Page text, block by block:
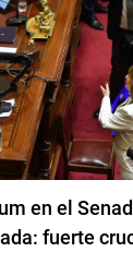
en el
fuerte